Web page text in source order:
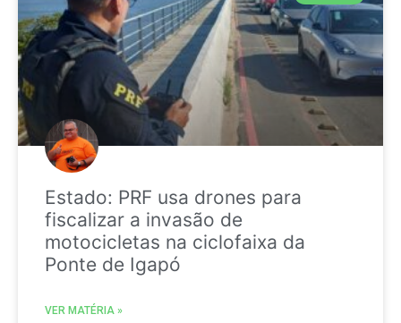
Estado: PRF usa drones para
fiscalizar a invasão de
motocicletas na ciclofaixa da
Ponte de Igapó
VER MATÉRIA »